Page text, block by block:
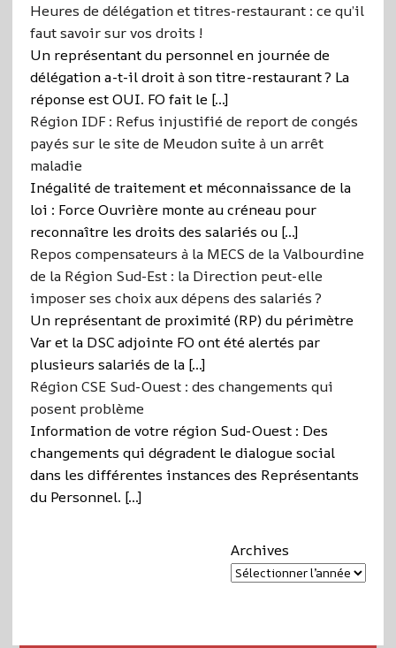
Heures de délégation et titres-restaurant : ce qu’il
faut savoir sur vos droits !
Un représentant du personnel en journée de
délégation a-t-il droit à son titre-restaurant ? La
réponse est OUI. FO fait le […]
Région IDF : Refus injustifié de report de congés
payés sur le site de Meudon suite à un arrêt
maladie
Inégalité de traitement et méconnaissance de la
loi : Force Ouvrière monte au créneau pour
reconnaître les droits des salariés ou […]
Repos compensateurs à la MECS de la Valbourdine
de la Région Sud-Est : la Direction peut-elle
imposer ses choix aux dépens des salariés ?
Un représentant de proximité (RP) du périmètre
Var et la DSC adjointe FO ont été alertés par
plusieurs salariés de la […]
Région CSE Sud-Ouest : des changements qui
posent problème
Information de votre région Sud-Ouest : Des
changements qui dégradent le dialogue social
dans les différentes instances des Représentants
du Personnel. […]
Archives